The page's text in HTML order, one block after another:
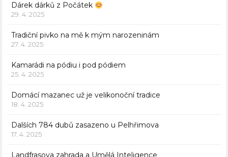
Dárek dárků z Počátek
29. 4. 2025
Tradiční pivko na mě k mým narozeninám
27. 4. 2025
Kamarádi na pódiu i pod pódiem
25. 4. 2025
Domácí mazanec už je velikonoční tradice
18. 4. 2025
Dalších 784 dubů zasazeno u Pelhřimova
17. 4. 2025